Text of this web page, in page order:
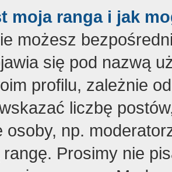
moja ranga i jak
możesz
się pod nazwą
profilu, zależnie
liczbę
osoby, np.
Prosimy nie